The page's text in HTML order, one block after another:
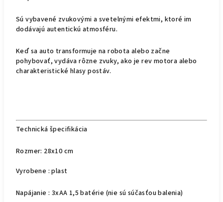
Sú vybavené zvukovými a svetelnými efektmi, ktoré im
dodávajú autentickú atmosféru.
Keď sa auto transformuje na robota alebo začne
pohybovať, vydáva rôzne zvuky, ako je rev motora alebo
charakteristické hlasy postáv.
Technická špecifikácia
Rozmer: 28x10 cm
Vyrobene : plast
Napájanie : 3xAA 1,5 batérie (nie sú súčasťou balenia)